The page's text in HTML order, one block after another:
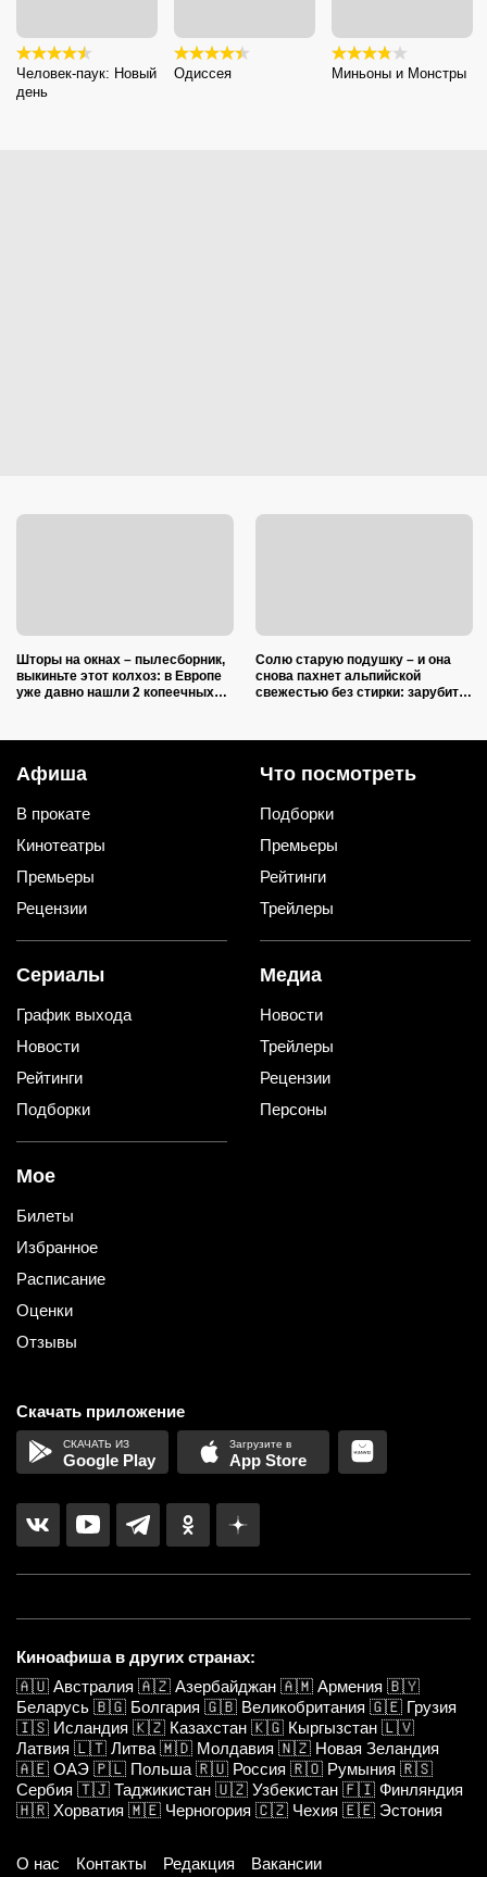
Человек-паук: Новый
день
Одиссея Миньоны и Монстры
Шторы на окнах – пылесборник,
выкиньте этот колхоз: в Европе
уже давно нашли 2 копеечных
Солю старую подушку – и она
снова пахнет альпийской
свежестью без стирки: зарубите
Афиша
В прокате
Кинотеатры
Премьеры
Рецензии
Что посмотреть
Подборки
Премьеры
Рейтинги
Трейлеры
Сериалы
График выхода
Новости
Рейтинги
Подборки
Медиа
Новости
Трейлеры
Рецензии
Персоны
Мое
Билеты
Избранное
Расписание
Оценки
Отзывы
Скачать приложение
Google Play App Store
Киноафиша в других странах:
🇦🇺 Австралия 🇦🇿 Азербайджан 🇦🇲 Армения 🇧🇾
Беларусь 🇧🇬 Болгария 🇬🇧 Великобритания 🇬🇪 Грузия
🇮🇸 Исландия 🇰🇿 Казахстан 🇰🇬 Кыргызстан 🇱🇻
Латвия 🇱🇹 Литва 🇲🇩 Молдавия 🇳🇿 Новая Зеландия
🇦🇪 ОАЭ 🇵🇱 Польша 🇷🇺 Россия 🇷🇴 Румыния 🇷🇸
Сербия 🇹🇯 Таджикистан 🇺🇿 Узбекистан 🇫🇮 Финляндия
🇭🇷 Хорватия 🇲🇪 Черногория 🇨🇿 Чехия 🇪🇪 Эстония
О нас Контакты Редакция Вакансии